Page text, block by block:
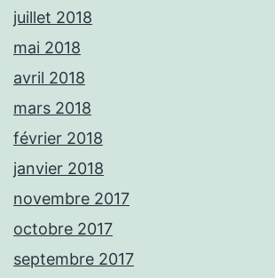
juillet 2018
mai 2018
avril 2018
mars 2018
février 2018
janvier 2018
novembre 2017
octobre 2017
septembre 2017